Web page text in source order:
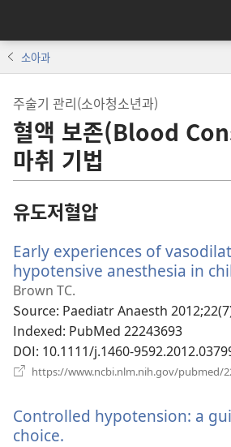
소아과
주술기 관리(소아청소년과)
혈액 보존(Blood
마취 기법
유도저혈압
Early experiences of
hypotensive anesthesia in
Brown TC.
Source‎: Paediatr Anaesth
Indexed‎: PubMed 22243693
DOI‎: 10.1111/j.1460-
https://www.ncbi.nlm.nih.gov/pubmed/
Controlled hypotension: a
choice.